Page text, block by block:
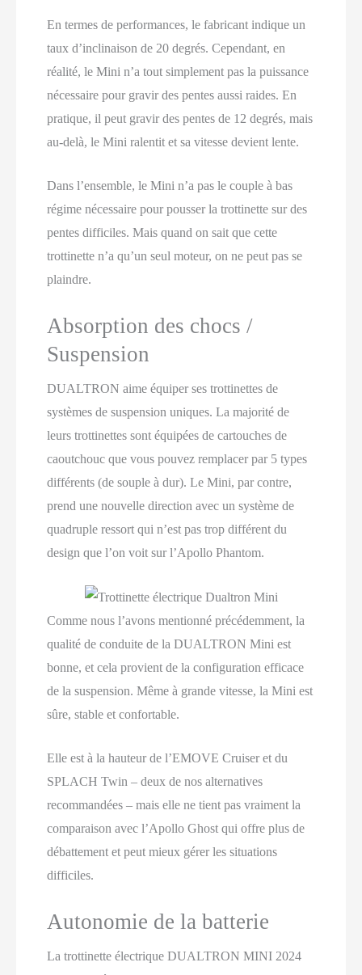
En termes de performances, le fabricant indique un
taux d’inclinaison de 20 degrés. Cependant, en
réalité, le Mini n’a tout simplement pas la puissance
nécessaire pour gravir des pentes aussi raides. En
pratique, il peut gravir des pentes de 12 degrés, mais
au-delà, le Mini ralentit et sa vitesse devient lente.
Dans l’ensemble, le Mini n’a pas le couple à bas
régime nécessaire pour pousser la trottinette sur des
pentes difficiles. Mais quand on sait que cette
trottinette n’a qu’un seul moteur, on ne peut pas se
plaindre.
Absorption des chocs /
Suspension
DUALTRON aime équiper ses trottinettes de
systèmes de suspension uniques. La majorité de
leurs trottinettes sont équipées de cartouches de
caoutchouc que vous pouvez remplacer par 5 types
différents (de souple à dur). Le Mini, par contre,
prend une nouvelle direction avec un système de
quadruple ressort qui n’est pas trop différent du
design que l’on voit sur l’Apollo Phantom.
Comme nous l’avons mentionné précédemment, la
qualité de conduite de la DUALTRON Mini est
bonne, et cela provient de la configuration efficace
de la suspension. Même à grande vitesse, la Mini est
sûre, stable et confortable.
Elle est à la hauteur de l’EMOVE Cruiser et du
SPLACH Twin – deux de nos alternatives
recommandées – mais elle ne tient pas vraiment la
comparaison avec l’Apollo Ghost qui offre plus de
débattement et peut mieux gérer les situations
difficiles.
Autonomie de la batterie
La trottinette électrique DUALTRON MINI 2024